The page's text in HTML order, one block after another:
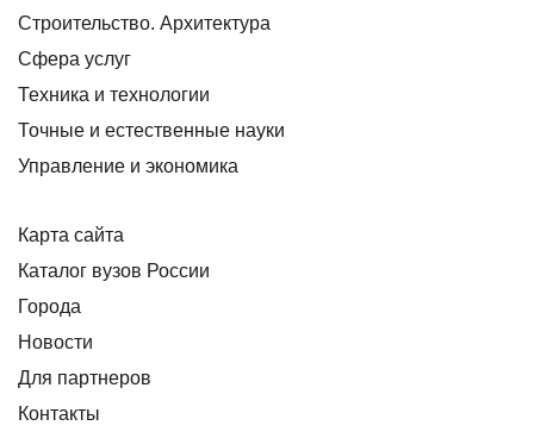
Строительство. Архитектура
Сфера услуг
Техника и технологии
Точные и естественные науки
Управление и экономика
Карта сайта
Каталог вузов России
Города
Новости
Для партнеров
Контакты